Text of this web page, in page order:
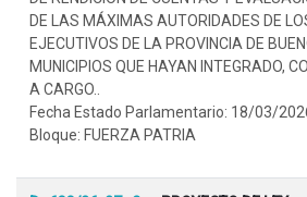
DE LAS MÁXIMAS AUTORIDADES DE
EJECUTIVOS DE LA PROVINCIA DE
MUNICIPIOS QUE HAYAN INTEGRADO,
A CARGO..
Fecha Estado Parlamentario: 18/03/
Bloque: FUERZA PATRIA